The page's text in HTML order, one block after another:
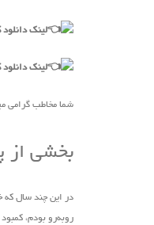
لینک
لینک
شما مخاطب گرامی
بخشی از
در این چند سال که
روبه‌رو بودم،